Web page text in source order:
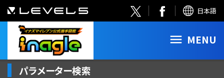
日本語
MENU
パラメーター検索